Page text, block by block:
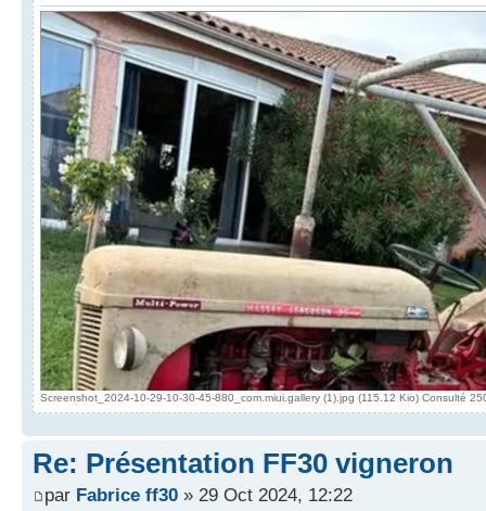
Screenshot_2024-10-29-10-30-45-880_com.miui.gallery (1).jpg (115.12 Kio) Consulté
Re: Présentation FF30 vigneron
par Fabrice ff30 » 29 Oct 2024, 12:22